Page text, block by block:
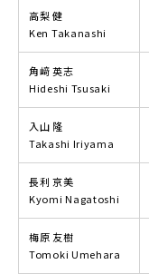
高梨 健
Ken Takanashi
角﨑 英志
Hideshi Tsusaki
入山 隆
Takashi Iriyama
長利 京美
Kyomi Nagatoshi
梅原 友樹
Tomoki Umehara